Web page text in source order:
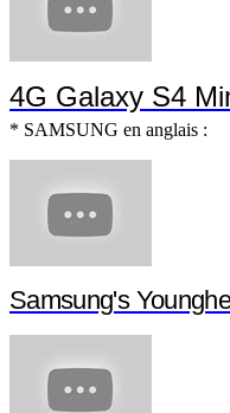
4G Galaxy S4
* SAMSUNG en anglais :
Samsung's